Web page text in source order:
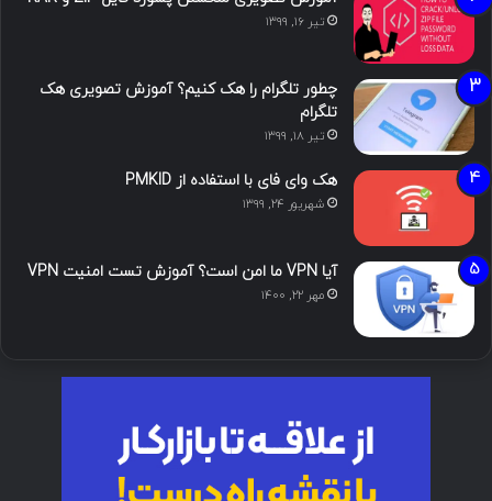
تیر ۱۶, ۱۳۹۹
چطور تلگرام را هک کنیم؟ آموزش تصویری هک
تلگرام
تیر ۱۸, ۱۳۹۹
هک وای فای با استفاده از PMKID
شهریور ۲۴, ۱۳۹۹
آیا VPN ما امن است؟ آموزش تست امنیت VPN
مهر ۲۲, ۱۴۰۰